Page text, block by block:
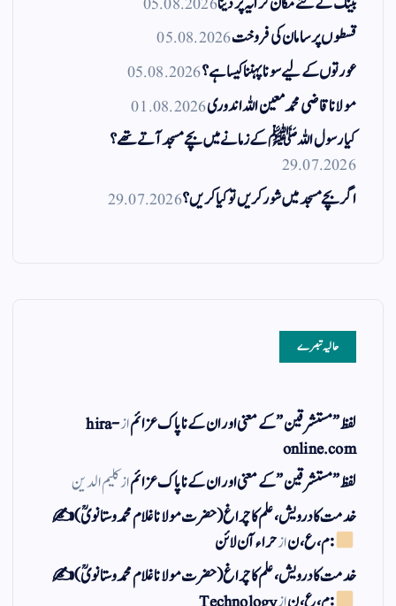
قسطوں پر سامان کی فروخت05.08.2026
عورتوں کے لیے سونا پہننا کیسا ہے؟05.08.2026
مولانا قاضی محمد معین اللہ اندوری01.08.2026
کیا رسول اللہ ﷺ کے زمانے میں بچے مسجد آتے تھے؟
29.07.2026
اگر بچے مسجد میں شور کریں تو کیا کریں؟29.07.2026
حالیہ تبصرے
لفظ ” مستشرقین ” کے معنی اور ان کے نا پاک عزائمازhira-
online.com
لفظ ” مستشرقین ” کے معنی اور ان کے نا پاک عزائمازکلیم الدین
خدمت کا درویش، علم کا چراغ(حضرت مولانا غلام محمد وستانویؒ)✍
: م ، ع ، نازحراء آن لائن
خدمت کا درویش، علم کا چراغ(حضرت مولانا غلام محمد وستانویؒ)✍